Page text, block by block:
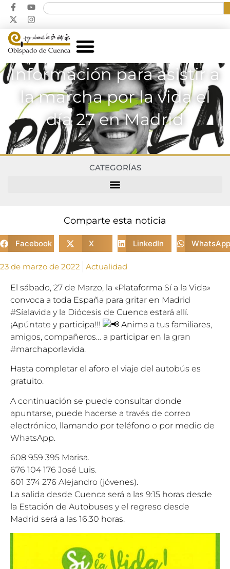
Información para asistir a
la marcha por la vida el
día 27 en Madrid
CATEGORÍAS
Comparte esta noticia
Facebook X LinkedIn WhatsApp
23 de marzo de 2022 Actualidad
El sábado, 27 de Marzo, la «Plataforma Sí a la Vida»
convoca a toda España para gritar en Madrid
#Síalavida y la Diócesis de Cuenca estará allí.
¡Apúntate y participa!!!
Anima a tus familiares,
amigos, compañeros… a participar en la gran
#marchaporlavida.
Hasta completar el aforo el viaje del autobús es
gratuito.
A continuación se puede consultar donde
apuntarse, puede hacerse a través de correo
electrónico, llamando por teléfono o por medio de
WhatsApp.
608 959 395 Marisa.
676 104 176 José Luis.
601 374 276 Alejandro (jóvenes).
La salida desde Cuenca será a las 9:15 horas desde
la Estación de Autobuses y el regreso desde
Madrid será a las 16:30 horas.